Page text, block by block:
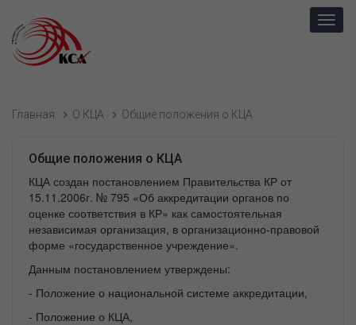
Главная О КЦА Общие положения о КЦА
Общие положения о КЦА
КЦА создан постановлением Правительства КР от
15.11.2006г. № 795 «Об аккредитации органов по
оценке соответствия в КР» как самостоятельная
независимая организация, в организационно-правовой
форме «государственное учреждение».
Данным постановлением утверждены:
- Положение о национальной системе аккредитации,
- Положение о КЦА,